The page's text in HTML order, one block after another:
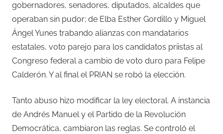
gobernadores, senadores, diputados, alcaldes que
operaban sin pudor; de Elba Esther Gordillo y Miguel
Ángel Yunes trabando alianzas con mandatarios
estatales, voto parejo para los candidatos priistas al
Congreso federal a cambio de voto duro para Felipe
Calderón. Y al final el PRIAN se robó la elección.
Tanto abuso hizo modificar la ley electoral. A instancia
de Andrés Manuel y el Partido de la Revolución
Democrática, cambiaron las reglas. Se controló el